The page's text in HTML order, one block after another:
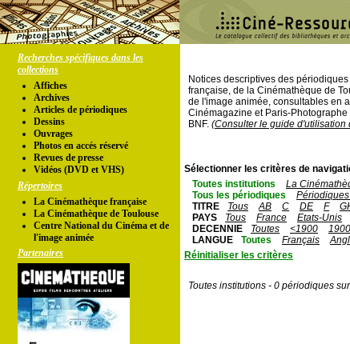
Recherches spécifiques dans les
collections
Affiches
Archives
Articles de périodiques
Dessins
Ouvrages
Photos en accés réservé
Revues de presse
Vidéos (DVD et VHS)
Répertoires
La Cinémathèque française
La Cinémathèque de Toulouse
Centre National du Cinéma et de
l'image animée
Partenaires
Notices descriptives des
française, de la Cinémathèque de
de l'image animée, consultables en
Cinémagazine et Paris-
BNF. (Consulter le guide
Sélectionner les critères de
Toutes institutions
La
Tous les périodiques
TITRE
Tous AB C DE F
PAYS
Tous France Etats-Unis
DECENNIE
Toutes <1900 1900
LANGUE
Toutes Français
Réinitialiser les critères
Toutes institutions - 0 périodiques